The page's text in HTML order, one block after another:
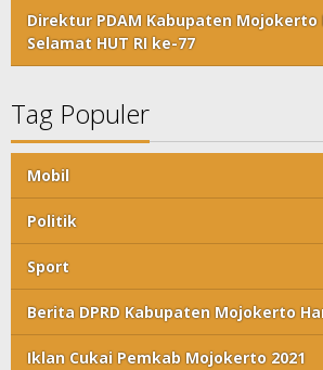
Direktur PDAM Kabupaten
Selamat HUT RI ke-77
Tag Populer
Mobil
Politik
Sport
Berita DPRD Kabupaten Mojokerto
Iklan Cukai Pemkab Mojokerto 2021